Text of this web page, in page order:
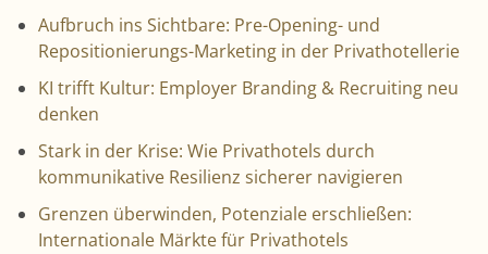
Aufbruch ins Sichtbare: Pre-Opening- und
Repositionierungs-Marketing in der Privathotellerie
KI trifft Kultur: Employer Branding & Recruiting neu
denken
Stark in der Krise: Wie Privathotels durch
kommunikative Resilienz sicherer navigieren
Grenzen überwinden, Potenziale erschließen:
Internationale Märkte für Privathotels